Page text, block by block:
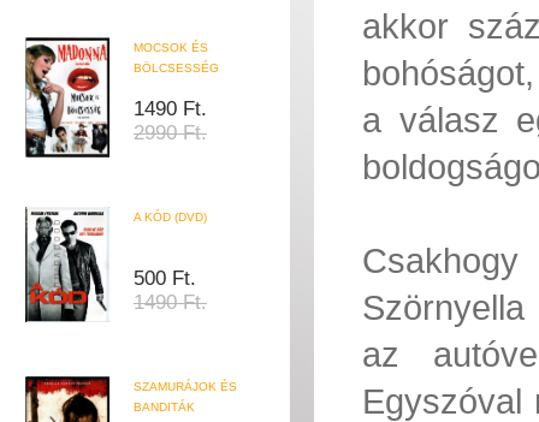
MOCSOK ÉS
BÖLCSESSÉG
1490 Ft.
2990 Ft.
A KÓD (DVD)
500 Ft.
1490 Ft.
SZAMURÁJOK ÉS
BANDITÁK
akkor
a válasz
az
Egyszóval